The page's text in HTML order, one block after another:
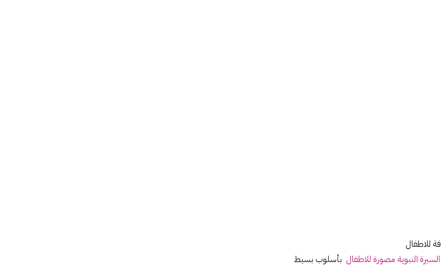
السيرة النبوية مصورة للاطفال بأسلوب بسيط